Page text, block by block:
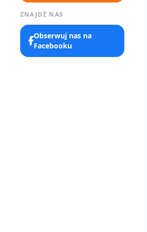
ZNAJDŹ NAS
Obserwuj nas na
Facebooku